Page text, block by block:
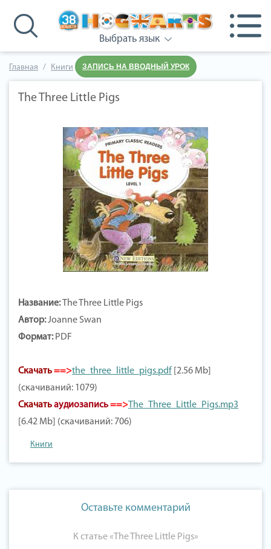
Выбрать язык
ЗАПИСЬ НА ВВОДНЫЙ УРОК
Главная Книги
The Three Little Pigs
Название:The Three Little Pigs
Автор:Joanne Swan
Формат:PDF
Скачать==>the_three_little_pigs.pdf [2.56 Mb]
(скачиваний: 1079)
Скачатьаудиозапись==>The_Three_Little_Pigs.mp3
[6.42 Mb] (скачиваний: 706)
Книги
Оставьте комментарий
К статье «The Three Little Pigs»